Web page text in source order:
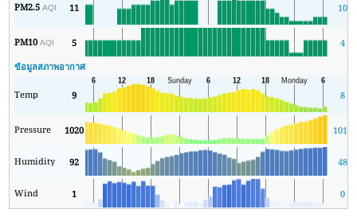
PM2.5AQI 11 10
PM10AQI 5
4
ข้อมูลสภาพอากาศ
Temp 9 8
Pressure 1020 1012
Humidity 92 48
Wind 1 0